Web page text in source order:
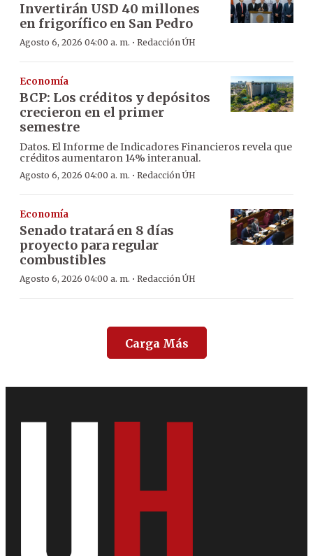
Invertirán USD 40 millones
en frigorífico en San Pedro
Agosto 6, 2026 04:00 a. m. · Redacción ÚH
Economía
BCP: Los créditos y depósitos
crecieron en el primer
semestre
Datos. El Informe de Indicadores Financieros revela que
créditos aumentaron 14% interanual.
Agosto 6, 2026 04:00 a. m. · Redacción ÚH
Economía
Senado tratará en 8 días
proyecto para regular
combustibles
Agosto 6, 2026 04:00 a. m. · Redacción ÚH
Carga Más